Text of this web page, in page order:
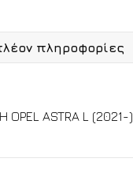
πληροφορίες
OPEL ASTRA L (2021-)